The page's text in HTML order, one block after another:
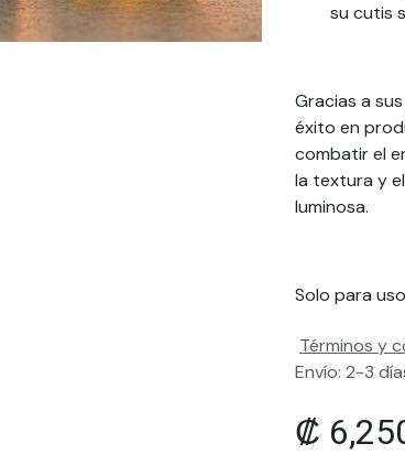
su cutis
Gracias a
éxito en
combatir el
la textura y
luminosa.
Solo para
₡
Términos y
Envío: 2-3